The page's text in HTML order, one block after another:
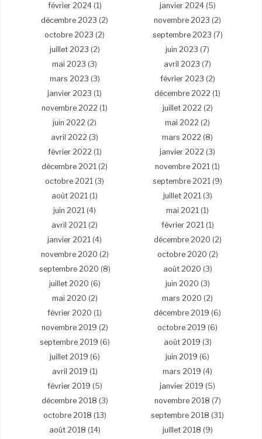
février 2024(1) janvier 2024(5)
décembre 2023 (2) novembre 2023 (2)
octobre 2023 (2) septembre 2023 (7)
juillet 2023 (2) juin 2023 (7)
mai 2023 (3) avril 2023 (7)
mars 2023 (3) février 2023 (2)
janvier 2023 (1) décembre 2022 (1)
novembre 2022 (1) juillet 2022 (2)
juin 2022 (2) mai 2022 (2)
avril 2022 (3) mars 2022 (8)
février 2022 (1) janvier 2022 (3)
décembre 2021 (2) novembre 2021 (1)
octobre 2021 (3) septembre 2021 (9)
août 2021 (1) juillet 2021 (3)
juin 2021 (4) mai 2021 (1)
avril 2021 (2) février 2021 (1)
janvier 2021 (4) décembre 2020 (2)
novembre 2020 (2) octobre 2020 (2)
septembre 2020 (8) août 2020 (3)
juillet 2020 (6) juin 2020 (3)
mai 2020 (2) mars 2020 (2)
février 2020 (1) décembre 2019 (6)
novembre 2019 (2) octobre 2019 (6)
septembre 2019 (6) août 2019 (3)
juillet 2019 (6) juin 2019 (6)
avril 2019 (1) mars 2019 (4)
février 2019 (5) janvier 2019 (5)
décembre 2018 (3) novembre 2018 (7)
octobre 2018 (13) septembre 2018 (31)
août 2018 (14) juillet 2018 (9)